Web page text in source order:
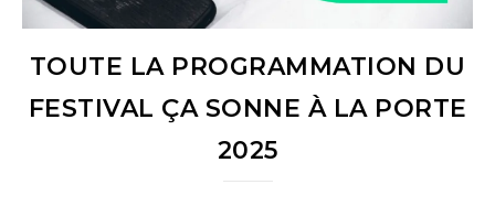
TOUTE LA PROGRAMMATION DU
FESTIVAL ÇA SONNE À LA PORTE
2025